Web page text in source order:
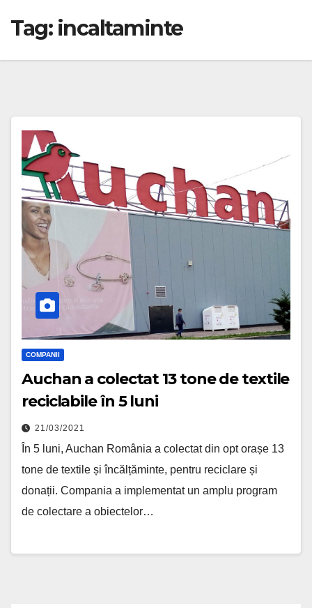
Tag: incaltaminte
COMPANII
Auchan a colectat 13 tone de textile
reciclabile în 5 luni
21/03/2021
În 5 luni, Auchan România a colectat din opt orașe 13
tone de textile și încălțăminte, pentru reciclare și
donații. Compania a implementat un amplu program
de colectare a obiectelor…